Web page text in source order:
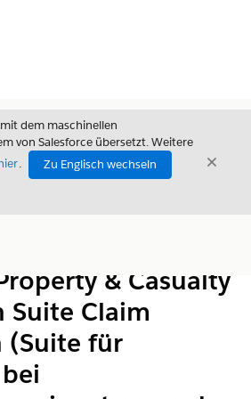
dem maschinellen
von Salesforce übersetzt. Weitere
.
Zu Englisch wechseln
& Casualty
Claim
für